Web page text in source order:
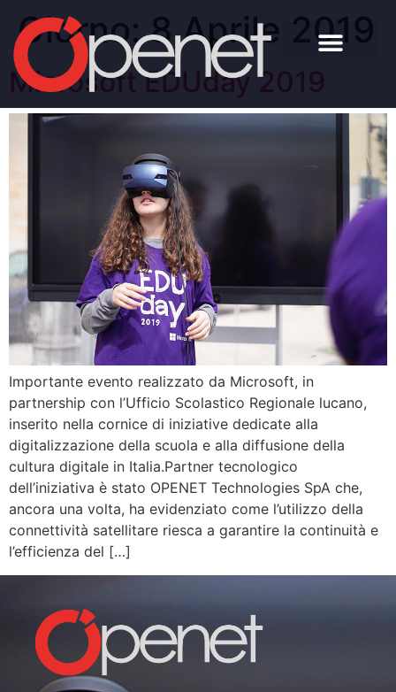
Giorno:8 Aprile 2019
Microsoft EDUday 2019
Importante evento realizzato da Microsoft, in
partnership con l’Ufficio Scolastico Regionale lucano,
inserito nella cornice di iniziative dedicate alla
digitalizzazione della scuola e alla diffusione della
cultura digitale in Italia.Partner tecnologico
dell’iniziativa è stato OPENET Technologies SpA che,
ancora una volta, ha evidenziato come l’utilizzo della
connettività satellitare riesca a garantire la continuità e
l’efficienza del […]